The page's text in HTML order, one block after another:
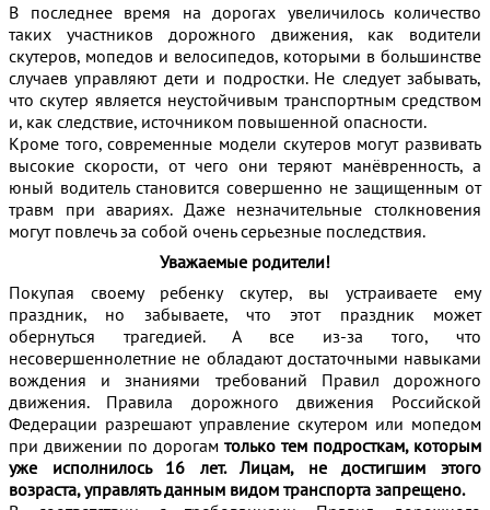
В последнее время на дорогах увеличилось количество
таких участников дорожного движения, как водители
скутеров, мопедов и велосипедов, которыми в большинстве
случаев управляют дети и подростки. Не следует забывать,
что скутер является неустойчивым транспортным средством
и, как следствие, источником повышенной опасности.
Кроме того, современные модели скутеров могут развивать
высокие скорости, от чего они теряют манёвренность, а
юный водитель становится совершенно не защищенным от
травм при авариях. Даже незначительные столкновения
могут повлечь за собой очень серьезные последствия.
Уважаемые родители!
Покупая своему ребенку скутер, вы устраиваете ему
праздник, но забываете, что этот праздник может
обернуться трагедией. А все из-за того, что
несовершеннолетние не обладают достаточными навыками
вождения и знаниями требований Правил дорожного
движения. Правила дорожного движения Российской
Федерации разрешают управление скутером или мопедом
при движении по дорогам только тем подросткам, которым
уже исполнилось 16 лет. Лицам, не достигшим этого
возраста, управлять данным видом транспорта запрещено.